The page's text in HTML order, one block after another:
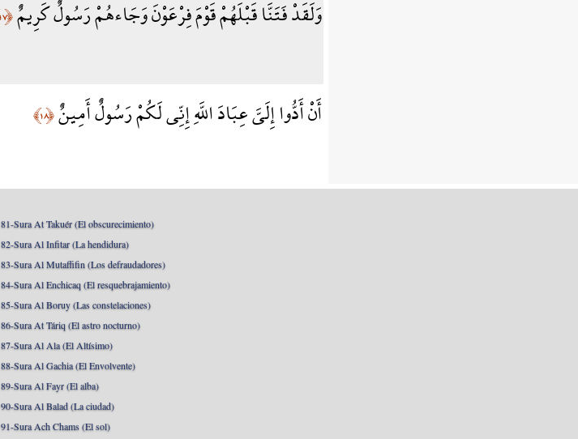
وَلَقَدْ فَتَنَّا قَبْلَهُمْ قَوْمَ فِرْعَوْنَ وَجَاءهُمْ رَسُولٌ كَرِيمٌ﴿١٧﴾
أَنْ أَدُّوا إِلَيَّ عِبَادَ اللَّهِ إِنِّي لَكُمْ رَسُولٌ أَمِينٌ﴿١٨﴾
81-Sura At Takuér (El obscurecimiento)
82-Sura Al Infitar (La hendidura)
83-Sura Al Mutaffifin (Los defraudadores)
84-Sura Al Enchicaq (El resquebrajamiento)
85-Sura Al Boruy (Las constelaciones)
86-Sura At Táriq (El astro nocturno)
87-Sura Al Ala (El Altísimo)
88-Sura Al Gachia (El Envolvente)
89-Sura Al Fayr (El alba)
90-Sura Al Balad (La ciudad)
91-Sura Ach Chams (El sol)